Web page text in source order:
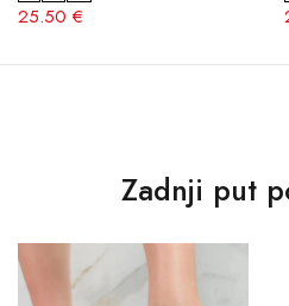
25.50 €
Zadnji put